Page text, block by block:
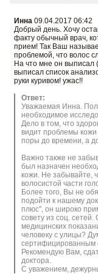
Инна 09.04.2017 06:42
Добрый день. Хочу
факту обычный врач,
прием! Так Ваш
проблемой, что волос
На что мне он выписал
выписал список
руки куривом! ужас!!
Ответ:
Уважаемая Инна.
необходимое
Дело в том, что
видит проблемы
поры до времени, а
Важно также не
был назначен
кожи. Не забывайте,
волосистой части
Более того, Вы не
подойти к нашему
плюс", он широко
совету из соц.
медицинских
человеку с улицы?
сертифицированным
Рекомендую Вам,
доктора.
С уважением,